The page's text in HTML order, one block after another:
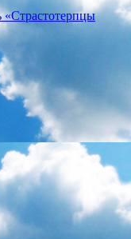
«Страстотерпцы